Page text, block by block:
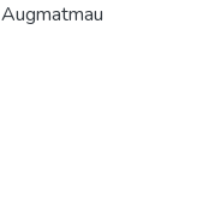
Augmatmau